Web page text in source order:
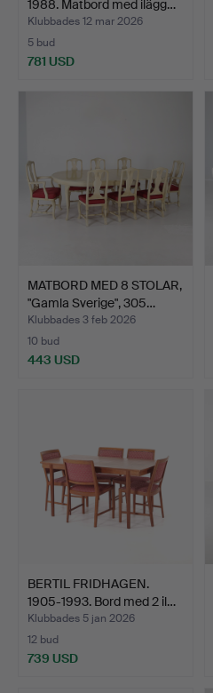
1988. Matbord med ilägg…
Klubbades 12 mar 2026
5 bud
781 USD
MATBORD MED 8 STOLAR,
"Gamla Sverige", 305…
Klubbades 3 feb 2026
10 bud
443 USD
BERTIL FRIDHAGEN.
1905-1993. Bord med 2 il…
Klubbades 5 jan 2026
12 bud
739 USD